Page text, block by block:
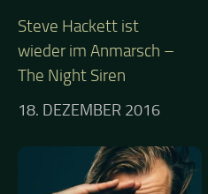
Steve Hackett ist
wieder im Anmarsch –
The Night Siren
18. DEZEMBER 2016